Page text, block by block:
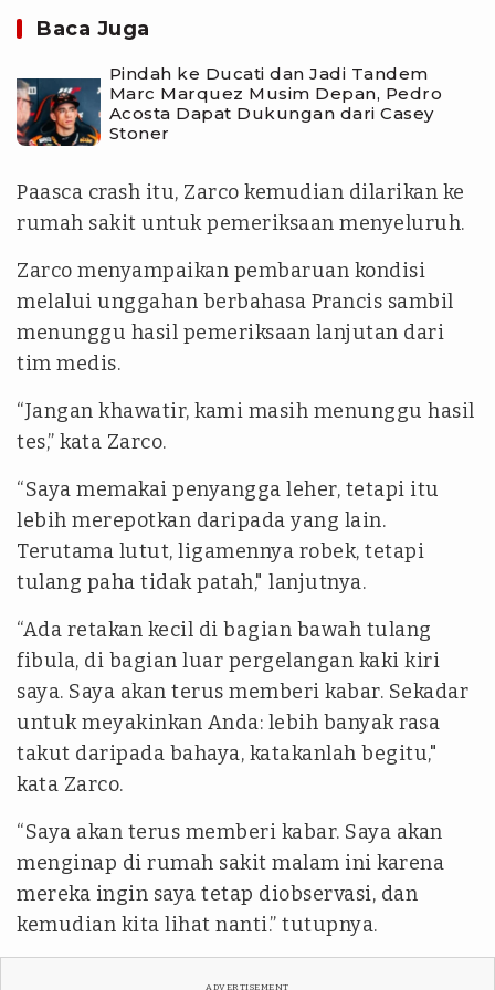
Baca Juga
Pindah ke Ducati dan Jadi Tandem
Marc Marquez Musim Depan, Pedro
Acosta Dapat Dukungan dari Casey
Stoner
Paasca crash itu, Zarco kemudian dilarikan ke
rumah sakit untuk pemeriksaan menyeluruh.
Zarco menyampaikan pembaruan kondisi
melalui unggahan berbahasa Prancis sambil
menunggu hasil pemeriksaan lanjutan dari
tim medis.
“Jangan khawatir, kami masih menunggu hasil
tes,” kata Zarco.
“Saya memakai penyangga leher, tetapi itu
lebih merepotkan daripada yang lain.
Terutama lutut, ligamennya robek, tetapi
tulang paha tidak patah," lanjutnya.
“Ada retakan kecil di bagian bawah tulang
fibula, di bagian luar pergelangan kaki kiri
saya. Saya akan terus memberi kabar. Sekadar
untuk meyakinkan Anda: lebih banyak rasa
takut daripada bahaya, katakanlah begitu,"
kata Zarco.
“Saya akan terus memberi kabar. Saya akan
menginap di rumah sakit malam ini karena
mereka ingin saya tetap diobservasi, dan
kemudian kita lihat nanti.” tutupnya.
ADVERTISEMENT